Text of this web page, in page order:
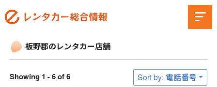
板野郡のレンタカー店舗
Showing 1 - 6 of 6 Sort by: 電話番号